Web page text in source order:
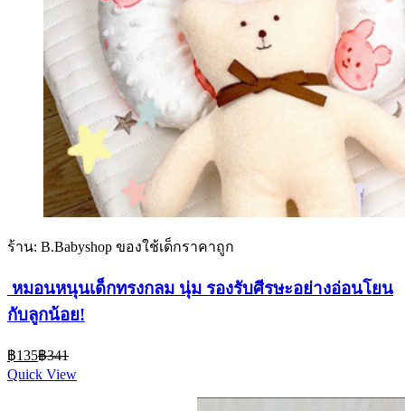
ร้าน: B.Babyshop ของใช้เด็กราคาถูก
️ หมอนหนุนเด็กทรงกลม นุ่ม รองรับศีรษะอย่างอ่อนโยน
กับลูกน้อย!
฿135Current
price
is:
฿341
was:
Quick View